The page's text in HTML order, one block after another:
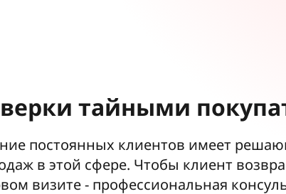
тайными
постоянных клиентов имеет
в этой сфере. Чтобы клиент
визите - профессиональная